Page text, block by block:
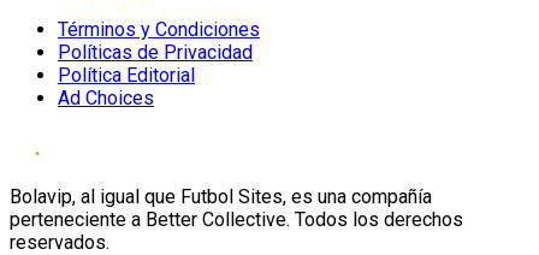
Términos y Condiciones
Políticas de Privacidad
Política Editorial
Ad Choices
Bolavip, al igual que Futbol Sites, es una compañía
perteneciente a Better Collective. Todos los derechos
reservados.